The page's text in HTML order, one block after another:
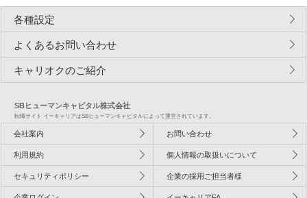
各種設定
よくあるお問い合わせ
キャリオクのご紹介
SBヒューマンキャピタル株式会社
転職サイト イーキャリアはSBヒューマンキャピタルによって運営されています。
会社案内 お問い合わせ
利用規約 個人情報の取扱いについて
セキュリティポリシー 企業の採用ご担当者様